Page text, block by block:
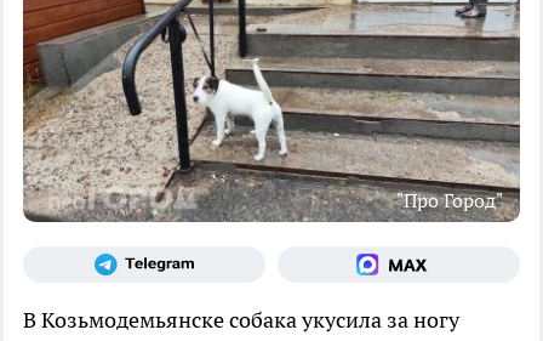
"Про Город"
В Козьмодемьянске собака укусила за ногу